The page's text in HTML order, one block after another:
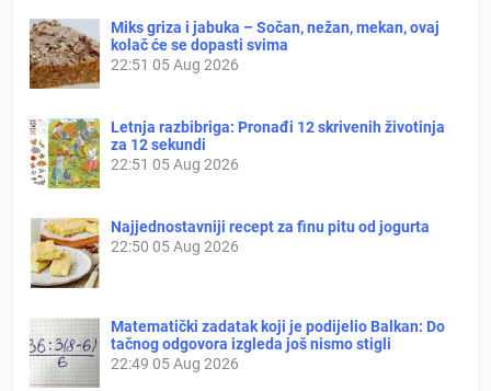
Miks griza i jabuka – Sočan, nežan, mekan, ovaj
kolač će se dopasti svima
22:51 05 Aug 2026
Letnja razbibriga: Pronađi 12 skrivenih životinja
za 12 sekundi
22:51 05 Aug 2026
Najjednostavniji recept za finu pitu od jogurta
22:50 05 Aug 2026
Matematički zadatak koji je podijelio Balkan: Do
tačnog odgovora izgleda još nismo stigli
22:49 05 Aug 2026